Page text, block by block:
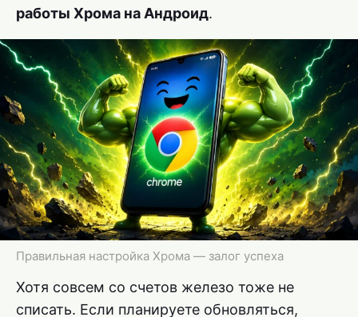
работы Хрома на Андроид.
Правильная настройка Хрома — залог успеха
Хотя совсем со счетов железо тоже не
списать. Если планируете обновляться,